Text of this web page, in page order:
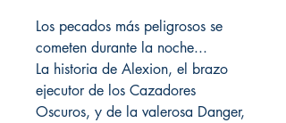
Los pecados más peligrosos se
cometen durante la noche...
La historia de Alexion, el brazo
ejecutor de los Cazadores
Oscuros, y de la valerosa Danger,